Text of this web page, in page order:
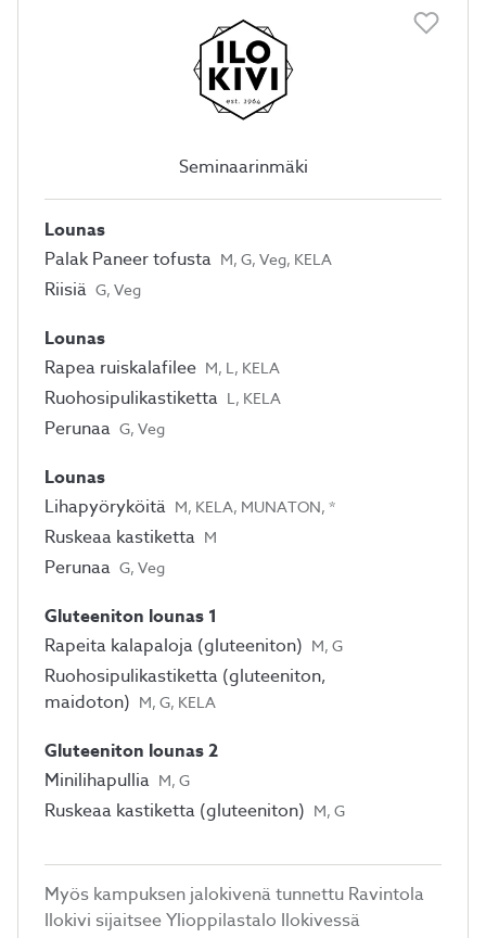
Seminaarinmäki
Lounas
Palak Paneer tofusta M, G, Veg, KELA
Riisiä G, Veg
Lounas
Rapea ruiskalafilee M, L, KELA
Ruohosipulikastiketta L, KELA
Perunaa G, Veg
Lounas
Lihapyöryköitä M, KELA, MUNATON, *
Ruskeaa kastiketta M
Perunaa G, Veg
Gluteeniton lounas 1
Rapeita kalapaloja (gluteeniton) M, G
Ruohosipulikastiketta (gluteeniton,
maidoton)
M, G, KELA
Gluteeniton lounas 2
Minilihapullia M, G
Ruskeaa kastiketta (gluteeniton) M, G
Myös kampuksen jalokivenä tunnettu Ravintola
Ilokivi sijaitsee Ylioppilastalo Ilokivessä